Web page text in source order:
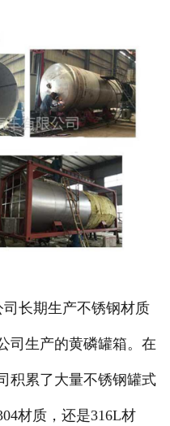
长期生产不锈钢材质
司生产的黄磷罐箱。在
积累了大量不锈钢罐式
材质，还是316L材